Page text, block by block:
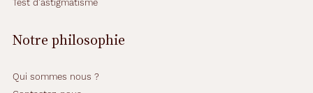
Test d'astigmatisme
Notre philosophie
Qui sommes nous ?